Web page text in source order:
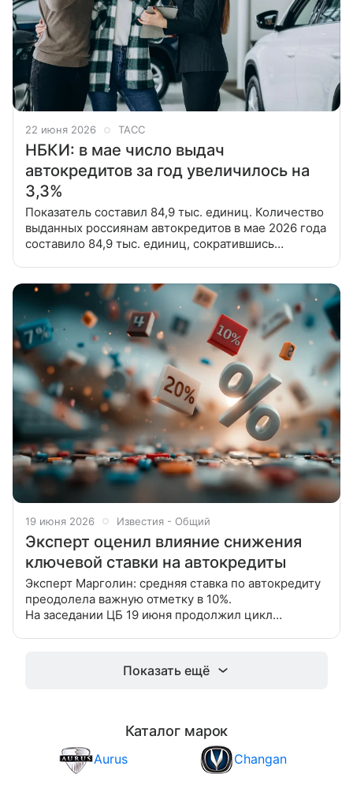
22 июня 2026 ТАСС
НБКИ: в мае число выдач
автокредитов за год увеличилось на
3,3%
Показатель составил 84,9 тыс. единиц. Количество
выданных россиянам автокредитов в мае 2026 года
составило 84,9 тыс. единиц, сократившись
19 июня 2026 Известия - Общий
Эксперт оценил влияние снижения
ключевой ставки на автокредиты
Эксперт Марголин: средняя ставка по автокредиту
преодолела важную отметку в 10%.
На заседании ЦБ 19 июня продолжил цикл
Показать ещё
Каталог марок
Aurus Changan